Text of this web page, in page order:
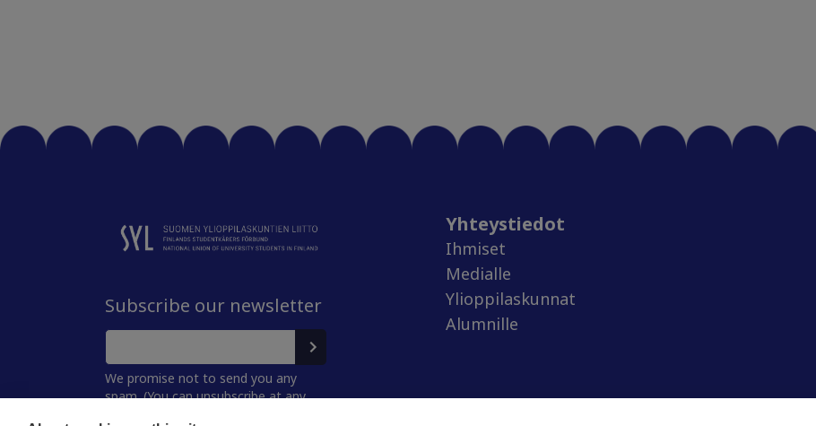
Subscribe our newsletter
We promise not to send you any
spam. (You can unsubscribe at any
Yhteystiedot
Ihmiset
Medialle
Ylioppilaskunnat
Alumnille